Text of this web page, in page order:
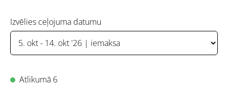
Izvēlies ceļojuma datumu
Atlikumā 6